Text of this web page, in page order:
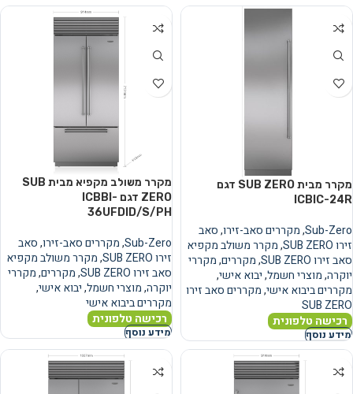
מקרר מבית SUB ZERO דגם
ICBIC-24R
Sub-Zero
,מקררים סאב-זירו,סאב
זירו SUB ZERO
,מקרר משולב מקפיא
סאב זירו SUB ZERO
,מקררים,מקררי
יוקרה,מוצרי חשמל,יבוא אישי,
מקררים ביבוא אישי,מקררים סאב זירו
SUB ZERO
רכישה טלפונית
מידע נוסף
מקרר משולב מקפיא מבית SUB
ZERO דגם ICBBI-
36UFDID/S/PH
Sub-Zero
,מקררים סאב-זירו,סאב
זירו SUB ZERO
,מקרר משולב מקפיא
סאב זירו SUB ZERO
,מקררים,מקררי
יוקרה,מוצרי חשמל,יבוא אישי,
מקררים ביבוא אישי
רכישה טלפונית
מידע נוסף